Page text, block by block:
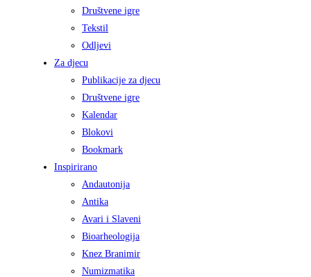
Društvene igre
Tekstil
Odljevi
Za djecu
Publikacije za djecu
Društvene igre
Kalendar
Blokovi
Bookmark
Inspirirano
Andautonija
Antika
Avari i Slaveni
Bioarheologija
Knez Branimir
Numizmatika